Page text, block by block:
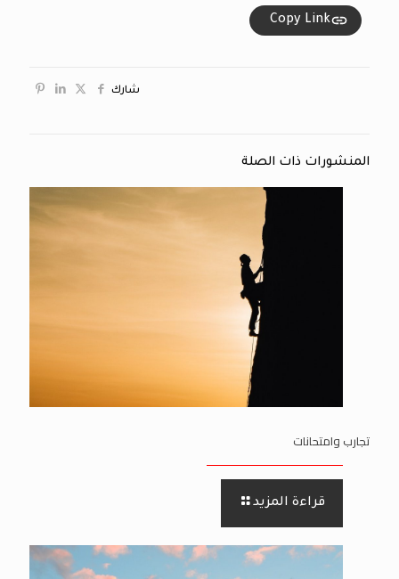
Copy Link
شارك
المنشورات ذات الصلة
تجارب وامتحانات
قراءة المزيد